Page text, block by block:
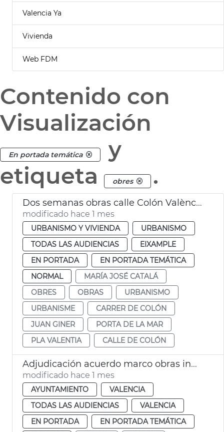
Valencia Ya
Vivienda
Web FDM
Contenido con
Visualización
En portada temática
y
etiqueta
obres .
Dos semanas obras calle Colón València
modificado hace 1 mes
URBANISMO Y VIVIENDA
URBANISMO
TODAS LAS AUDIENCIAS
EIXAMPLE
EN PORTADA
EN PORTADA TEMÁTICA
NORMAL
MARÍA JOSÉ CATALÁ
OBRES
OBRAS
URBANISMO
URBANISME
CARRER DE COLÓN
JUAN GINER
PORTA DE LA MAR
PLA VALENTIA
CALLE DE COLÓN
Adjudicación acuerdo marco obras inmuebles municipales València
modificado hace 1 mes
AYUNTAMIENTO
VALENCIA
TODAS LAS AUDIENCIAS
VALENCIA
EN PORTADA
EN PORTADA TEMÁTICA